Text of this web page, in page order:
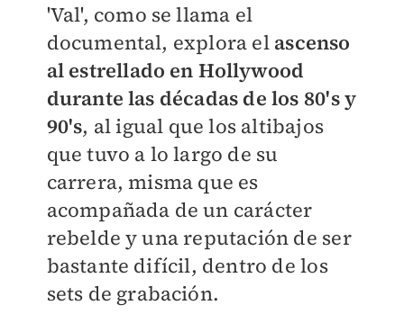
'Val', como se llama el
documental, explora el ascenso
al estrellado en Hollywood
durante las décadas de los 80's y
90's, al igual que los altibajos
que tuvo a lo largo de su
carrera, misma que es
acompañada de un carácter
rebelde y una reputación de ser
bastante difícil, dentro de los
sets de grabación.